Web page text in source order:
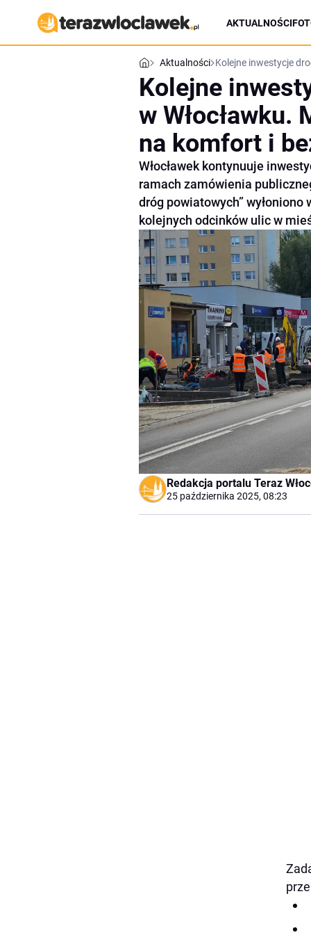
AKTUALNOŚCI
Aktualności Kolejne inwestycje
Kolejne
w Włocławku.
na komfort i
Włocławek kontynuuje
ramach zamówienia
dróg powiatowych”
kolejnych odcinków ulic w
Redakcja portalu Teraz
25 października 2025, 08:23